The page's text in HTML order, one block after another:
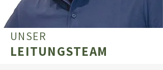
geforscht. An der MUW war er
Curriculumskoordinator.
UNSER
LEITUNGSTEAM